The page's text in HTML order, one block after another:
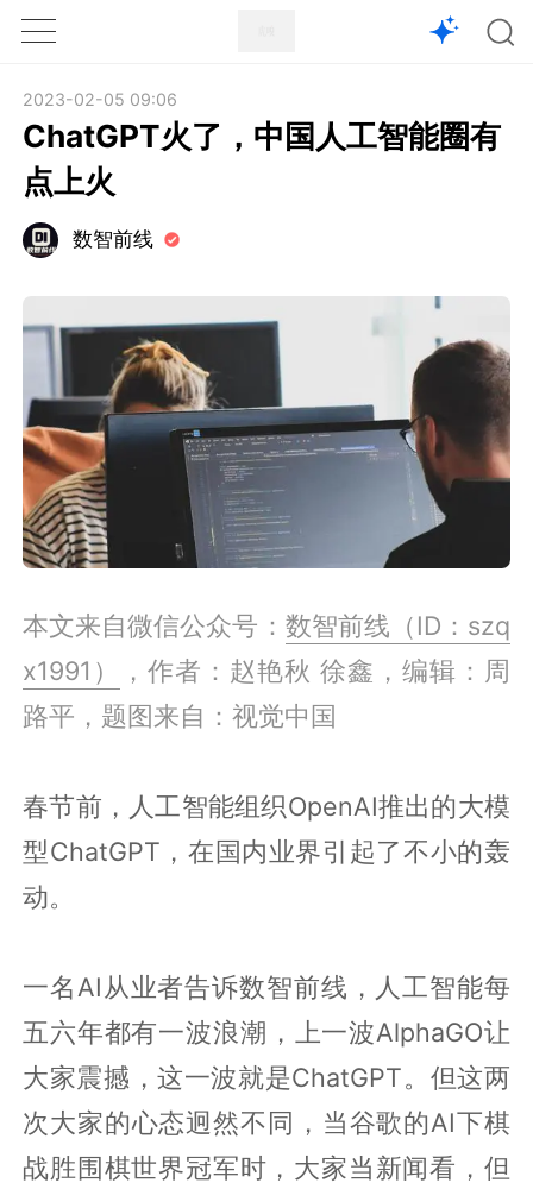
1X
2023-02-05 09:06
ChatGPT火了，中国人工智能圈有
点上火
数智前线
本文来自微信公众号： 数智前线（ID：szq
x1991）
，作者：赵艳秋 徐鑫，编辑：周
路平，题图来自：视觉中国
春节前，人工智能组织OpenAI推出的大模
型ChatGPT，在国内业界引起了不小的轰
动。
一名AI从业者告诉数智前线，人工智能每
五六年都有一波浪潮，上一波AlphaGO让
大家震撼，这一波就是ChatGPT。但这两
次大家的心态迥然不同，当谷歌的AI下棋
战胜围棋世界冠军时，大家当新闻看，但